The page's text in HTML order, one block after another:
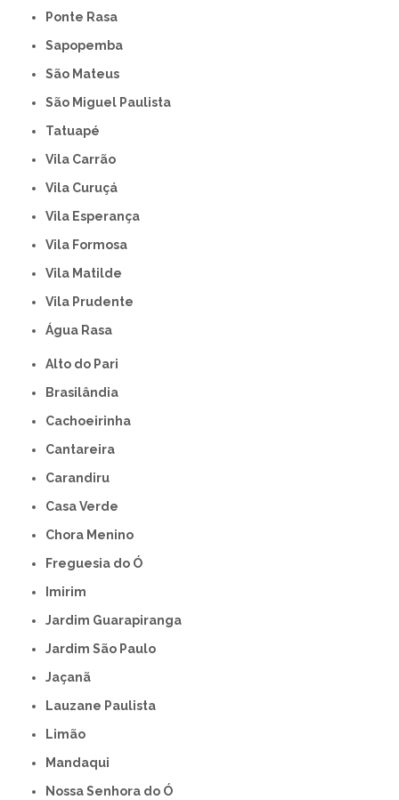
Ponte Rasa
Sapopemba
São Mateus
São Miguel Paulista
Tatuapé
Vila Carrão
Vila Curuçá
Vila Esperança
Vila Formosa
Vila Matilde
Vila Prudente
Água Rasa
Alto do Pari
Brasilândia
Cachoeirinha
Cantareira
Carandiru
Casa Verde
Chora Menino
Freguesia do Ó
Imirim
Jardim Guarapiranga
Jardim São Paulo
Jaçanã
Lauzane Paulista
Limão
Mandaqui
Nossa Senhora do Ó